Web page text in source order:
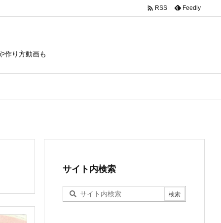
作り方動画も
 RSS Feedly
サイト内検索